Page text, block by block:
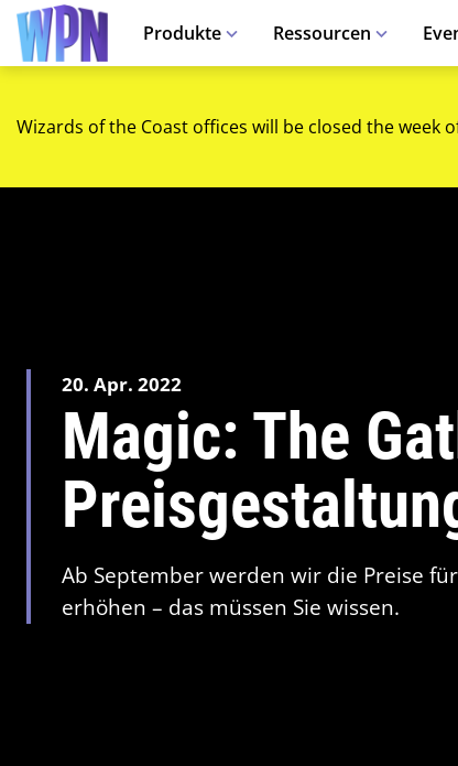
Produkte Ressourcen
Wizards of the Coast offices will be closed the week
20. Apr. 2022
Magic: The
Ab September werden wir die Preise
erhöhen – das müssen Sie wissen.